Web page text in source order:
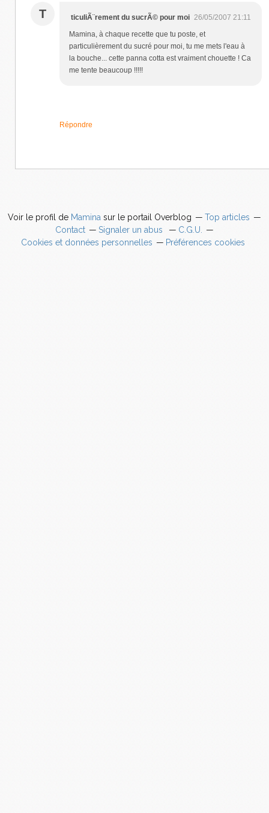
T ticuliÃ¨rement du sucrÃ© pour moi 26/05/2007 21:11
Mamina, à chaque recette que tu poste, et
particulièrement du sucré pour moi, tu me mets l'eau à
la bouche... cette panna cotta est vraiment chouette ! Ca
me tente beaucoup !!!!!
Répondre
Voir le profil de Mamina sur le portail Overblog
Top articles
Contact
Signaler un abus
C.G.U.
Cookies et données personnelles
Préférences cookies